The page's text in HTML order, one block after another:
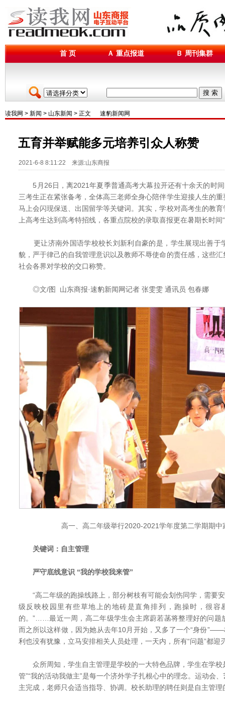
首 页 Ａ 重点报道 Ｂ 周刊集群
搜 索
读我网 > 新闻 > 山东新闻 > 正文 速豹新闻网
五育并举赋能多元培养引众人称赞
2021-6-8 8:11:22 来源:山东商报
5月26日，离2021年夏季普通高考大幕拉开还有十余天的时间
三考生正在紧张备考，全体高三老师全身心陪伴学生迎接人生的
马上会闪现保送、出国留学等关键词。其实，学校对高考生的教
上高考生达到高考特招线，各重点院校的录取喜报更在暑期长时间
更让济南外国语学校校长刘新利自豪的是，学生展现出善于
貌，严于律己的自我管理意识以及教师不辱使命的责任感，这些
社会各界对学校的交口称赞。
◎文/图 山东商报·速豹新闻网记者 张雯雯 通讯员 包春娜
高一、高二年级举行2020-2021学年度第二学期期中
关键词：自主管理
严守底线意识 “我的学校我来管”
“高二年级的跑操线路上，部分树枝有可能会划伤同学，需要安
级反映校园里有些草地上的地砖是直角排列，跑操时，很容
的。”……最近一周，高二年级学生会主席蔚若菡将整理好的问题
而之所以这样做，因为她从去年10月开始，又多了一个“身份”——
利也没有犹豫，立马安排相关人员处理，一天内，所有“问题”都迎
众所周知，学生自主管理是学校的一大特色品牌，学生在学校
管”“我的活动我做主”是每一个济外学子扎根心中的理念。运动会
主完成，老师只会适当指导、协调。校长助理的聘任则是自主管理